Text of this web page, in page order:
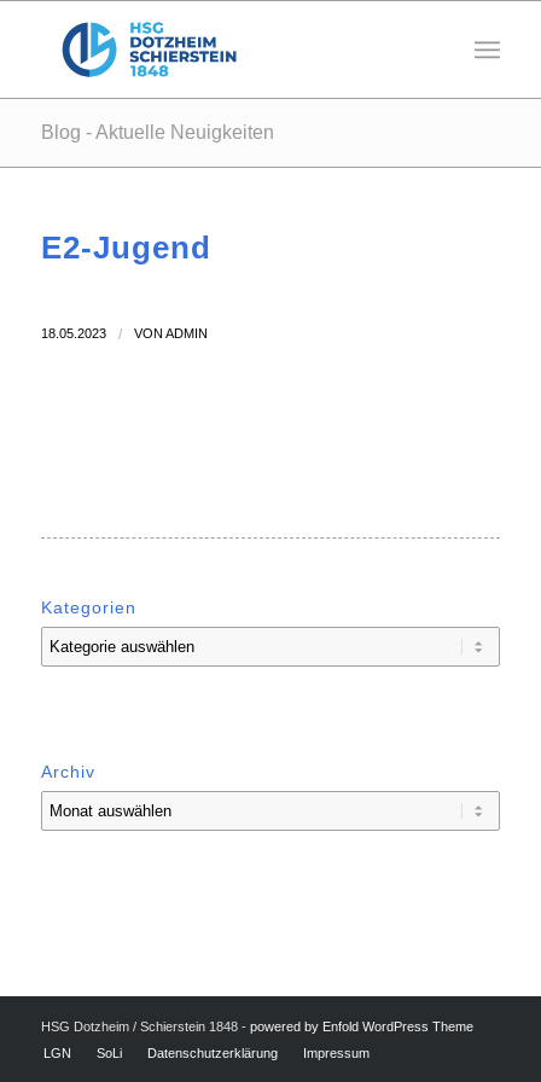
Blog - Aktuelle Neuigkeiten
E2-Jugend
18.05.2023 / VON ADMIN
Kategorien
Kategorien
Archiv
HSG Dotzheim / Schierstein 1848 - powered by Enfold WordPress Theme
LGN
SoLi Datenschutzerklärung Impressum